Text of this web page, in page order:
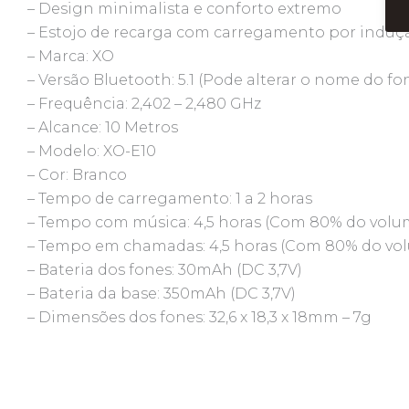
– Design minimalista e conforto extremo
– Estojo de recarga com carregamento por
– Marca: XO
– Versão Bluetooth: 5.1 (Pode alterar o nome do
– Frequência: 2,402 – 2,480 GHz
– Alcance: 10 Metros
– Modelo: XO-E10
– Cor: Branco
– Tempo de carregamento: 1 a 2 horas
– Tempo com música: 4,5 horas (Com 80% do
– Tempo em chamadas: 4,5 horas (Com 80% do
– Bateria dos fones: 30mAh (DC 3,7V)
– Bateria da base: 350mAh (DC 3,7V)
– Dimensões dos fones: 32,6 x 18,3 x 18mm – 7g